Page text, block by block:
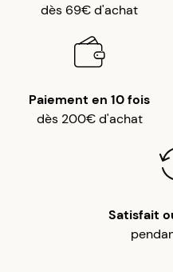
dès 69€ d'achat
Paiement en 10 fois
dès 200€ d'achat
Satisfait